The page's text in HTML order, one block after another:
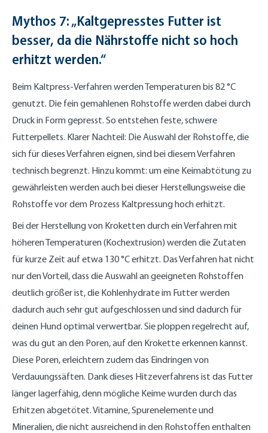
Mythos 7: „Kaltgepresstes Futter ist
besser, da die Nährstoffe nicht so hoch
erhitzt werden.“
Beim Kaltpress-Verfahren werden Temperaturen bis 82 °C
genutzt. Die fein gemahlenen Rohstoffe werden dabei durch
Druck in Form gepresst. So entstehen feste, schwere
Futterpellets. Klarer Nachteil: Die Auswahl der Rohstoffe, die
sich für dieses Verfahren eignen, sind bei diesem Verfahren
technisch begrenzt. Hinzu kommt: um eine Keimabtötung zu
gewährleisten werden auch bei dieser Herstellungsweise die
Rohstoffe vor dem Prozess Kaltpressung hoch erhitzt.
Bei der Herstellung von Kroketten durch ein Verfahren mit
höheren Temperaturen (Kochextrusion) werden die Zutaten
für kurze Zeit auf etwa 130 °C erhitzt. Das Verfahren hat nicht
nur den Vorteil, dass die Auswahl an geeigneten Rohstoffen
deutlich größer ist, die Kohlenhydrate im Futter werden
dadurch auch sehr gut aufgeschlossen und sind dadurch für
deinen Hund optimal verwertbar. Sie ploppen regelrecht auf,
was du gut an den Poren, auf den Krokette erkennen kannst.
Diese Poren, erleichtern zudem das Eindringen von
Verdauungssäften. Dank dieses Hitzeverfahrens ist das Futter
länger lagerfähig, denn mögliche Keime wurden durch das
Erhitzen abgetötet. Vitamine, Spurenelemente und
Mineralien, die nicht ausreichend in den Rohstoffen enthalten